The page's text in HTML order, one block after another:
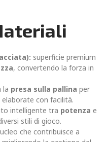
superficie premium
, convertendo la forza in
la presa sulla pallina per
con facilità.
intelligente tra potenza e
stili di gioco.
che contribuisce a